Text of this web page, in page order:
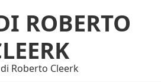
ROBERTO
Roberto Cleerk